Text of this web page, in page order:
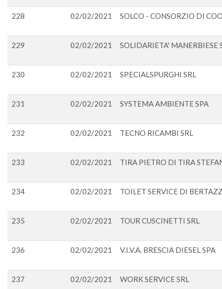
228 02/02/2021 SOLCO - CONSORZIO DI
229 02/02/2021 SOLIDARIETA' MANERBIESE
230 02/02/2021 SPECIALSPURGHI SRL
231 02/02/2021 SYSTEMA AMBIENTE SPA
232 02/02/2021 TECNO RICAMBI SRL
233 02/02/2021 TIRA PIETRO DI TIRA
234 02/02/2021 TOILET SERVICE DI
235 02/02/2021 TOUR CUSCINETTI SRL
236 02/02/2021 V.I.V.A. BRESCIA DIESEL SPA
237 02/02/2021 WORK SERVICE SRL